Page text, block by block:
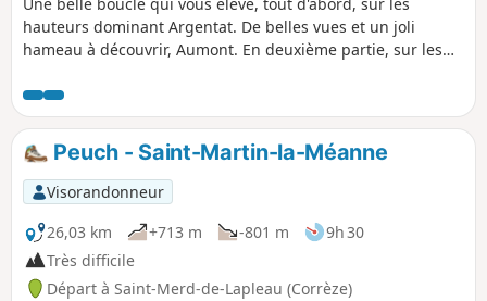
hauteurs dominant Argentat. De belles vues et un joli
hameau à découvrir, Aumont. En deuxième partie, sur les
quartier des quais d'Argentat et poursuit jusqu'à une
réserve naturelle. En fin de parcours, c'est sur le barrage du
Sablier que vous traversez la Dordogne.
Peuch - Saint-Martin-la-Méanne
Visorandonneur
26,03 km
+713 m -801 m
9h 30
Très difficile
Départ à Saint-Merd-de-Lapleau (Corrèze)